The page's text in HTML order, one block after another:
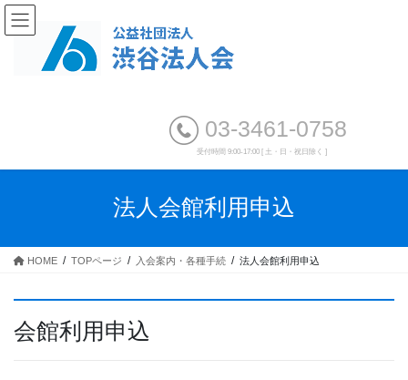
03-3461-0758
受付時間 9:00-17:00 [ 土・日・祝日除く ]
法人会館利用申込
HOME TOPページ 入会案内・各種手続 法人会館利用申込
会館利用申込